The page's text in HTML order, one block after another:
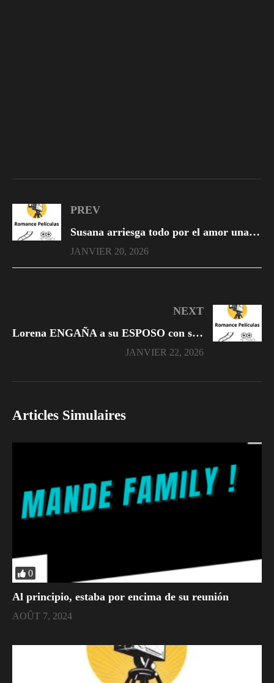
PREV
Susana arriesga todo por el amor una vez más al enamorarse de Damián
JANVIER 20, 2026
NEXT
Lorena ENGAÑA a su ESPOSO con su COMPADRE y queda EMBARAZADA
JANVIER 22, 2026
Articles Simulaires
0
Al principio, estaba por encima de su reunión
AOÛT 7, 2024